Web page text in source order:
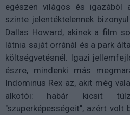
egészen világos és igazából
szinte jelentéktelennek
Dallas Howard, akinek a film
látnia saját orránál és a park
költségvetésnél. Igazi
észre, mindenki más
Indominus Rex az, akit még
alkotói: habár kicsit
"szuperképességeit", azért